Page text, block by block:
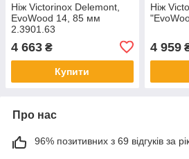
Ніж Victorinox Delemont,
EvoWood 14, 85 мм
2.3901.63
4 663 ₴
Купити
Ніж
4 959
Про нас
96% позитивних з 69 відгуків за